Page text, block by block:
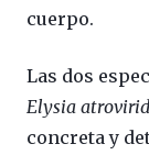
cuerpo.
Las dos
Elysia
concreta y